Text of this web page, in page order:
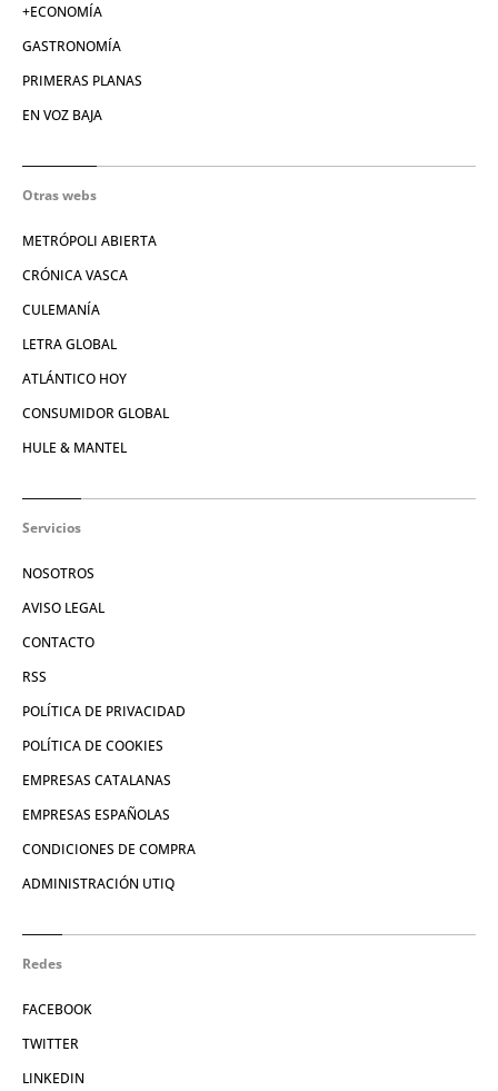
+ECONOMÍA
GASTRONOMÍA
PRIMERAS PLANAS
EN VOZ BAJA
Otras webs
METRÓPOLI ABIERTA
CRÓNICA VASCA
CULEMANÍA
LETRA GLOBAL
ATLÁNTICO HOY
CONSUMIDOR GLOBAL
HULE & MANTEL
Servicios
NOSOTROS
AVISO LEGAL
CONTACTO
RSS
POLÍTICA DE PRIVACIDAD
POLÍTICA DE COOKIES
EMPRESAS CATALANAS
EMPRESAS ESPAÑOLAS
CONDICIONES DE COMPRA
ADMINISTRACIÓN UTIQ
Redes
FACEBOOK
TWITTER
LINKEDIN